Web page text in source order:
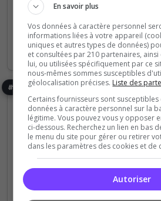
40 Slots
Voir le serveur
#16
Roleplay
[FR] 1er Régiment
En savoir plus
Vos données à caractère personnel
informations liées à votre appareil
uniques et autres types de données)
et consultées par 210 partenaires,
lui, ou utilisées spécifiquement par ce
nous-mêmes sommes susceptibles
géolocalisation précises. Liste des
Certains fournisseurs sont
données à caractère personnel sur la
légitime. Vous pouvez vous y opposer
ci-dessous. Recherchez un lien en bas
le menu du site pour gérer ou retirer
dans les paramètres des cookies et de
Autoriser